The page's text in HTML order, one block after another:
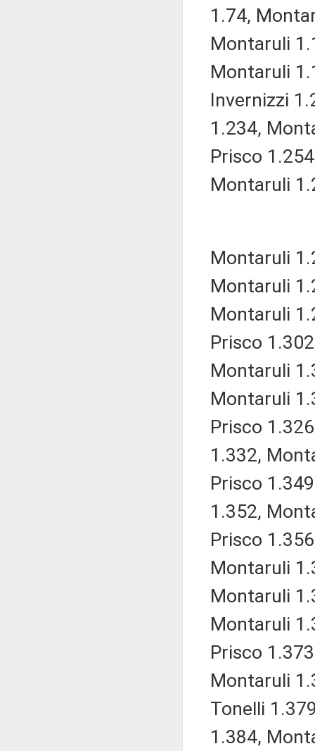
1.74,
Montaruli
Montaruli
Invernizzi
1.234,
Prisco
Montaruli
Montaruli
Montaruli
Montaruli
Prisco
Montaruli
Montaruli
Prisco
1.332,
Prisco
1.352,
Prisco
Montaruli
Montaruli
Montaruli
Prisco
Montaruli
Tonelli
1.384,